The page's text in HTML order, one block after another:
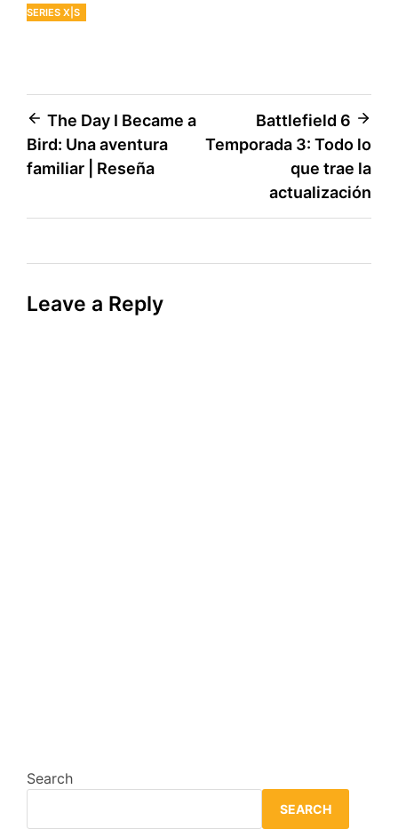
SERIES X|S
Post
navigation
The Day I Became a
Bird: Una aventura
familiar | Reseña
Battlefield 6
Temporada 3: Todo lo
que trae la
actualización
Leave a Reply
Search
SEARCH